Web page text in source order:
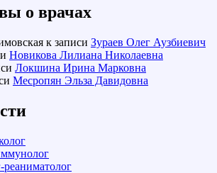
о врачах
к записи Зураев Олег Аузбиевич
Новикова Лилиана Николаевна
Локшина Ирина Марковна
Месропян Эльза Давидовна
реаниматолог